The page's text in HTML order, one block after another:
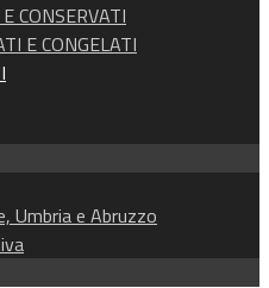
CONSERVATI
E CONGELATI
Umbria e Abruzzo